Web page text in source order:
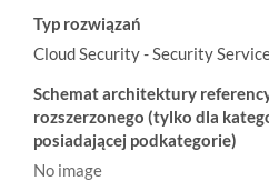
Typ rozwiązań
Cloud Security - Security
Schemat architektury
rozszerzonego (tylko dla
posiadającej podkategorie)
No image